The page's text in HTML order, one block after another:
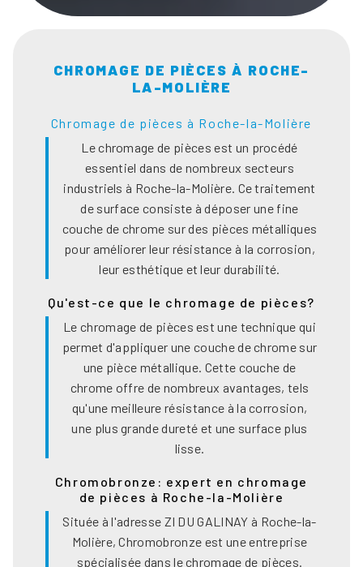
CHROMAGE DE PIÈCES À ROCHE-
LA-MOLIÈRE
Chromage de pièces à Roche-la-Molière
Le chromage de pièces est un procédé
essentiel dans de nombreux secteurs
industriels à Roche-la-Molière. Ce traitement
de surface consiste à déposer une fine
couche de chrome sur des pièces métalliques
pour améliorer leur résistance à la corrosion,
leur esthétique et leur durabilité.
Qu'est-ce que le chromage de pièces?
Le chromage de pièces est une technique qui
permet d'appliquer une couche de chrome sur
une pièce métallique. Cette couche de
chrome offre de nombreux avantages, tels
qu'une meilleure résistance à la corrosion,
une plus grande dureté et une surface plus
lisse.
Chromobronze: expert en chromage
de pièces à Roche-la-Molière
Située à l'adresse ZI DU GALINAY à Roche-la-
Molière, Chromobronze est une entreprise
spécialisée dans le chromage de pièces.